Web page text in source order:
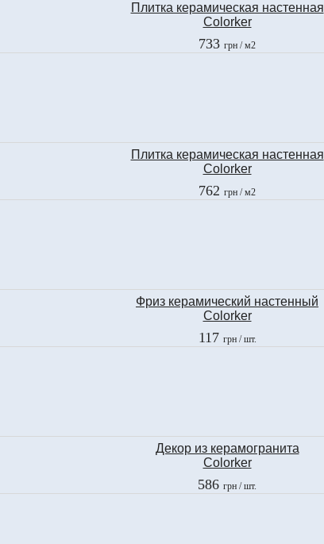
Плитка керамическая настенная
Colorker
COSMOS TAUPE
25х40 см
733 грн / м2
Плитка керамическая настенная
Colorker
COSMOS BONE LINE
25х40 см
762 грн / м2
Фриз керамический настенный
Colorker
COSMOS TAUPE
2х25 см
117 грн/ шт.
Декор из керамогранита
Colorker
Auris COSMOS COUNTRY BONE
31х31 см
586 грн / шт.